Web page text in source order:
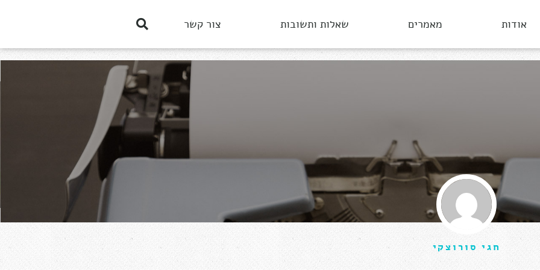
אודות מאמרים שאלות ותשובות צור קשר
חגי סורוצקי